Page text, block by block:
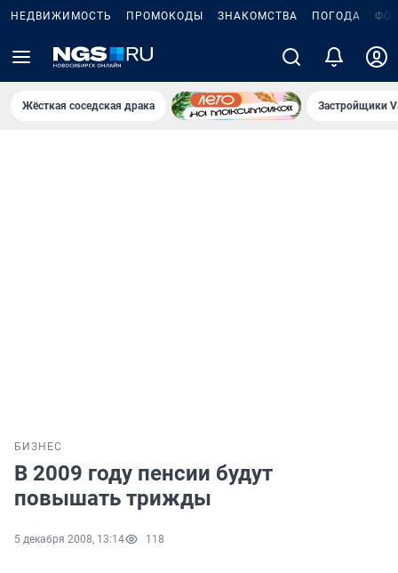
НЕДВИЖИМОСТЬ ПРОМОКОДЫ ЗНАКОМСТВА ПОГОДА
Жёсткая соседская драка Застройщики
БИЗНЕС
В 2009 году пенсии будут
повышать трижды
5 декабря 2008, 13:14 118